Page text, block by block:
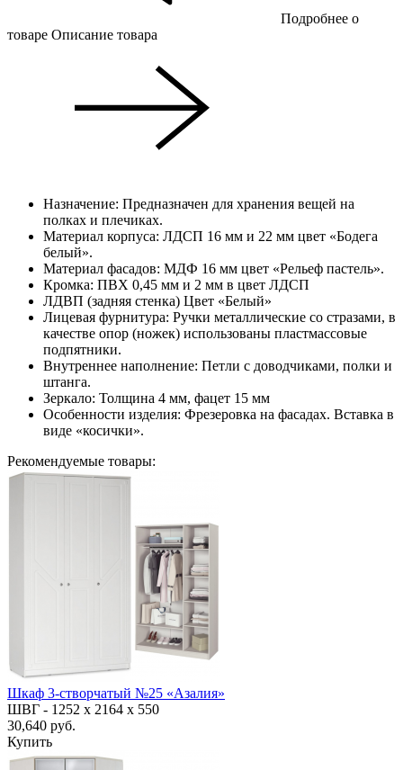
Подробнее о
товаре Описание товара
Назначение: Предназначен для хранения вещей на
полках и плечиках.
Материал корпуса: ЛДСП 16 мм и 22 мм цвет «Бодега
белый».
Материал фасадов: МДФ 16 мм цвет «Рельеф пастель».
Кромка: ПВХ 0,45 мм и 2 мм в цвет ЛДСП
ЛДВП (задняя стенка) Цвет «Белый»
Лицевая фурнитура: Ручки металлические со стразами, в
качестве опор (ножек) использованы пластмассовые
подпятники.
Внутреннее наполнение: Петли с доводчиками, полки и
штанга.
Зеркало: Толщина 4 мм, фацет 15 мм
Особенности изделия: Фрезеровка на фасадах. Вставка в
виде «косички».
Рекомендуемые товары:
Шкаф 3-створчатый №25 «Азалия»
ШВГ - 1252 х 2164 х 550
30,640 руб.
Купить